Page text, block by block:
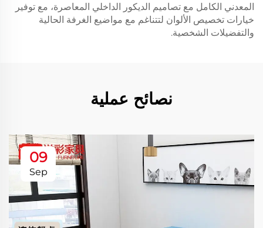
المعدني الكامل مع تصاميم الديكور الداخلي المعاصرة، مع توفير
خيارات تخصيص الألوان لتتناغم مع مواضيع الغرفة الحالية
والتفضيلات الشخصية.
نصائح عملية
09
Sep